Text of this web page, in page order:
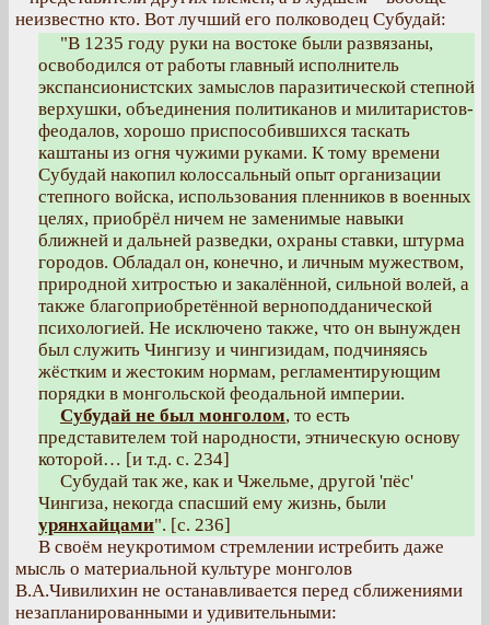
неизвестно кто. Вот лучший его полководец Субудай:
"В 1235 году руки на востоке были развязаны,
освободился от работы главный исполнитель
экспансионистских замыслов паразитической степной
верхушки, объединения политиканов и милитаристов-
феодалов, хорошо приспособившихся таскать
каштаны из огня чужими руками. К тому времени
Субудай накопил колоссальный опыт организации
степного войска, использования пленников в военных
целях, приобрёл ничем не заменимые навыки
ближней и дальней разведки, охраны ставки, штурма
городов. Обладал он, конечно, и личным мужеством,
природной хитростью и закалённой, сильной волей, а
также благоприобретённой верноподданической
психологией. Не исключено также, что он вынужден
был служить Чингизу и чингизидам, подчиняясь
жёстким и жестоким нормам, регламентирующим
порядки в монгольской феодальной империи.
Субудай не был монголом, то есть
представителем той народности, этническую основу
которой… [и т.д. с. 234]
Субудай так же, как и Чжельме, другой 'пёс'
Чингиза, некогда спасший ему жизнь, были
урянхайцами". [с. 236]
В своём неукротимом стремлении истребить даже
мысль о материальной культуре монголов
В.А.Чивилихин не останавливается перед сближениями
незапланированными и удивительными: